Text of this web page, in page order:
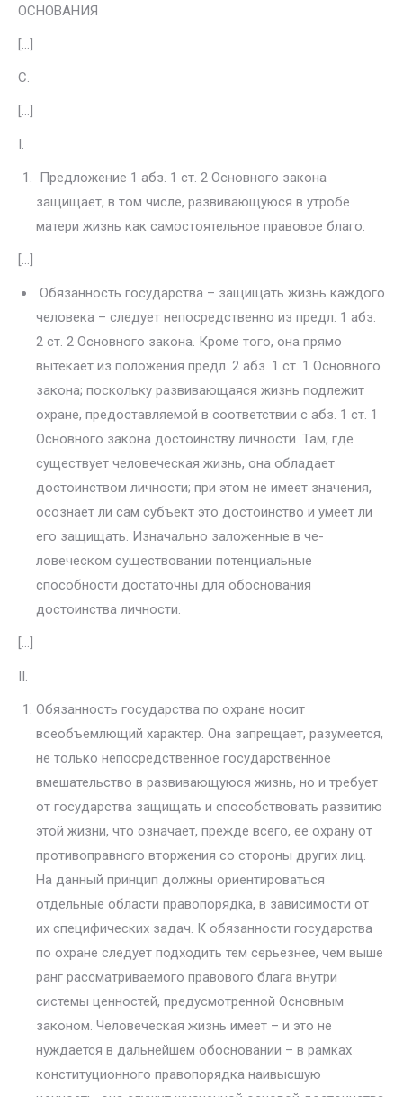
ОСНОВАНИЯ
[…]
C.
[…]
I.
Предложение 1 абз. 1 ст. 2 Основного закона
защищает, в том чис­ле, развивающуюся в утробе
матери жизнь как самостоятельное право­вое благо.
[…]
Обязанность государства – защищать жизнь каждого
человека – следует непосредственно из предл. 1 абз.
2 ст. 2 Основного закона. Кро­ме того, она прямо
вытекает из положения предл. 2 абз. 1 ст. 1 Основного
закона; поскольку развивающаяся жизнь подлежит
охране, предостав­ляемой в соответствии с абз. 1 ст. 1
Основного закона достоинству лич­ности. Там, где
существует человеческая жизнь, она обладает
достоин­ством личности; при этом не имеет значения,
осознает ли сам субъект это достоинство и умеет ли
его защищать. Изначально заложенные в че­
ловеческом существовании потенциальные
способности достаточны для обоснования
достоинства личности.
[…]
II.
Обязанность государства по охране носит
всеобъемлющий харак­тер. Она запрещает, разумеется,
не только непосредственное государ­ственное
вмешательство в развивающуюся жизнь, но и требует
от госу­дарства защищать и способствовать развитию
этой жизни, что означа­ет, прежде всего, ее охрану от
противоправного вторжения со стороны других лиц.
На данный принцип должны ориентироваться
отдельные области правопорядка, в зависимости от
их специфических задач. К обя­занности государства
по охране следует подходить тем серьезнее, чем выше
ранг рассматриваемого правового блага внутри
системы ценно­стей, предусмотренной Основным
законом. Человеческая жизнь име­ет – и это не
нуждается в дальнейшем обосновании – в рамках
консти­туционного правопорядка наивысшую